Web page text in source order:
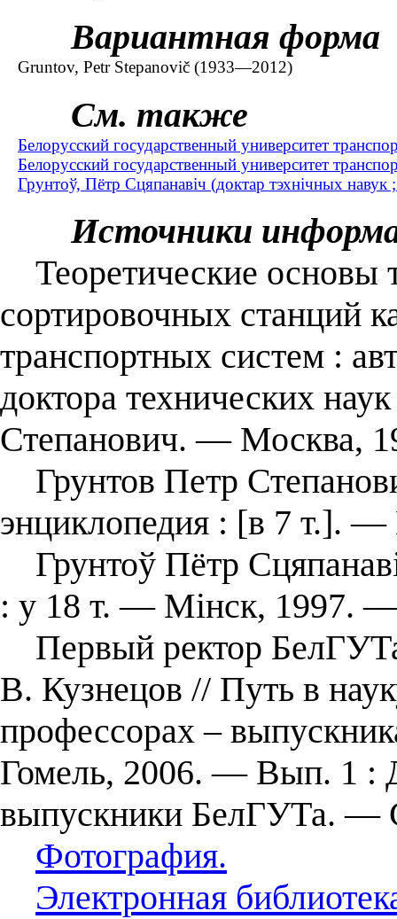
Вариантная форма
Gruntov, Petr Stepanovič (1933—2012)
См. также
Белорусский государственный университет
Белорусский государственный университет
Грунтоў, Пётр Сцяпанавіч (доктар тэхнічных
Источники
Теоретические основы
сортировочных станций
транспортных систем :
доктора технических
Степанович. — Москва,
Грунтов Петр
энциклопедия : [в 7 т.].
Грунтоў Пётр
: у 18 т. — Мінск, 1997.
Первый ректор
В. Кузнецов // Путь в
профессорах –
Гомель, 2006. — Вып. 1 :
выпускники БелГУТа.
Фотография.
Электронная